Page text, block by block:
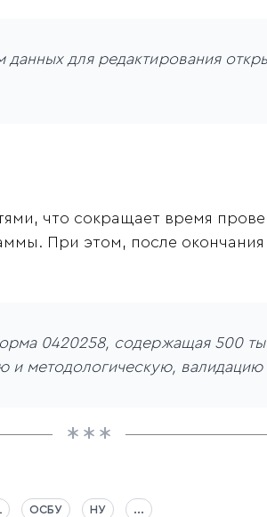
для редактирования
что сокращает время
При этом, после окончания
0420258, содержащая 500
и методологическую, валидацию
ОСБУ НУ ...